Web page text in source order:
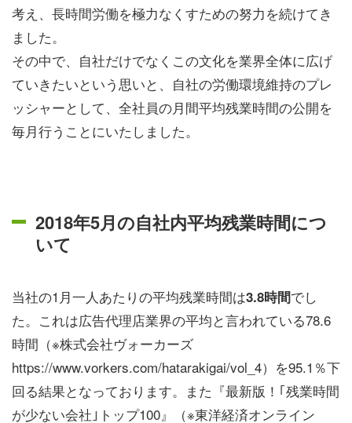
考え、長時間労働を極力なくすための努力を続けてき
ました。
その中で、自社だけでなくこの文化を業界全体に広げ
ていきたいという思いと、自社の労働環境維持のプレ
ッシャーとして、全社員の月間平均残業時間の公開を
毎月行うことにいたしました。
2018年5月の自社内平均残業時間につ
いて
当社の1月一人あたりの平均残業時間は3.8時間でし
た。これは広告代理店業界の平均と言われている78.6
時間（※株式会社ヴォーカーズ
https://www.vorkers.com/hatarakigai/vol_4）を95.1％下
回る結果となっております。また『最新版！｢残業時間
が少ない会社｣トップ100』（※東洋経済オンライン